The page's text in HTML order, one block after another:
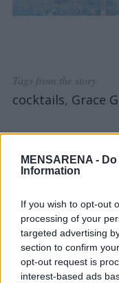
MENSARENA -
Information
If you wish to opt-out
processing of your
targeted advertising
section to confirm
opt-out request is
interest-based ads
Tags from the story
cocktails, Grace
You may also like
S
a
c
h
o
r
: